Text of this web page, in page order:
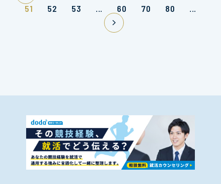
51
52 53 ... 60 70 80 ...